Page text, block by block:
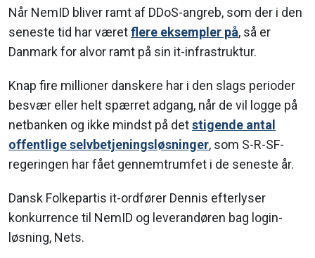
Når NemID bliver ramt af DDoS-angreb, som der i den
seneste tid har væretflere eksempler på, så er
Danmark for alvor ramt på sin it-infrastruktur.
Knap fire millioner danskere har i den slags perioder
besvær eller helt spærret adgang, når de vil logge på
netbanken og ikke mindst på detstigende antal
offentlige selvbetjeningsløsninger, som S-R-SF-
regeringen har fået gennemtrumfet i de seneste år.
Dansk Folkepartis it-ordfører Dennis efterlyser
konkurrence til NemID og leverandøren bag login-
løsning, Nets.